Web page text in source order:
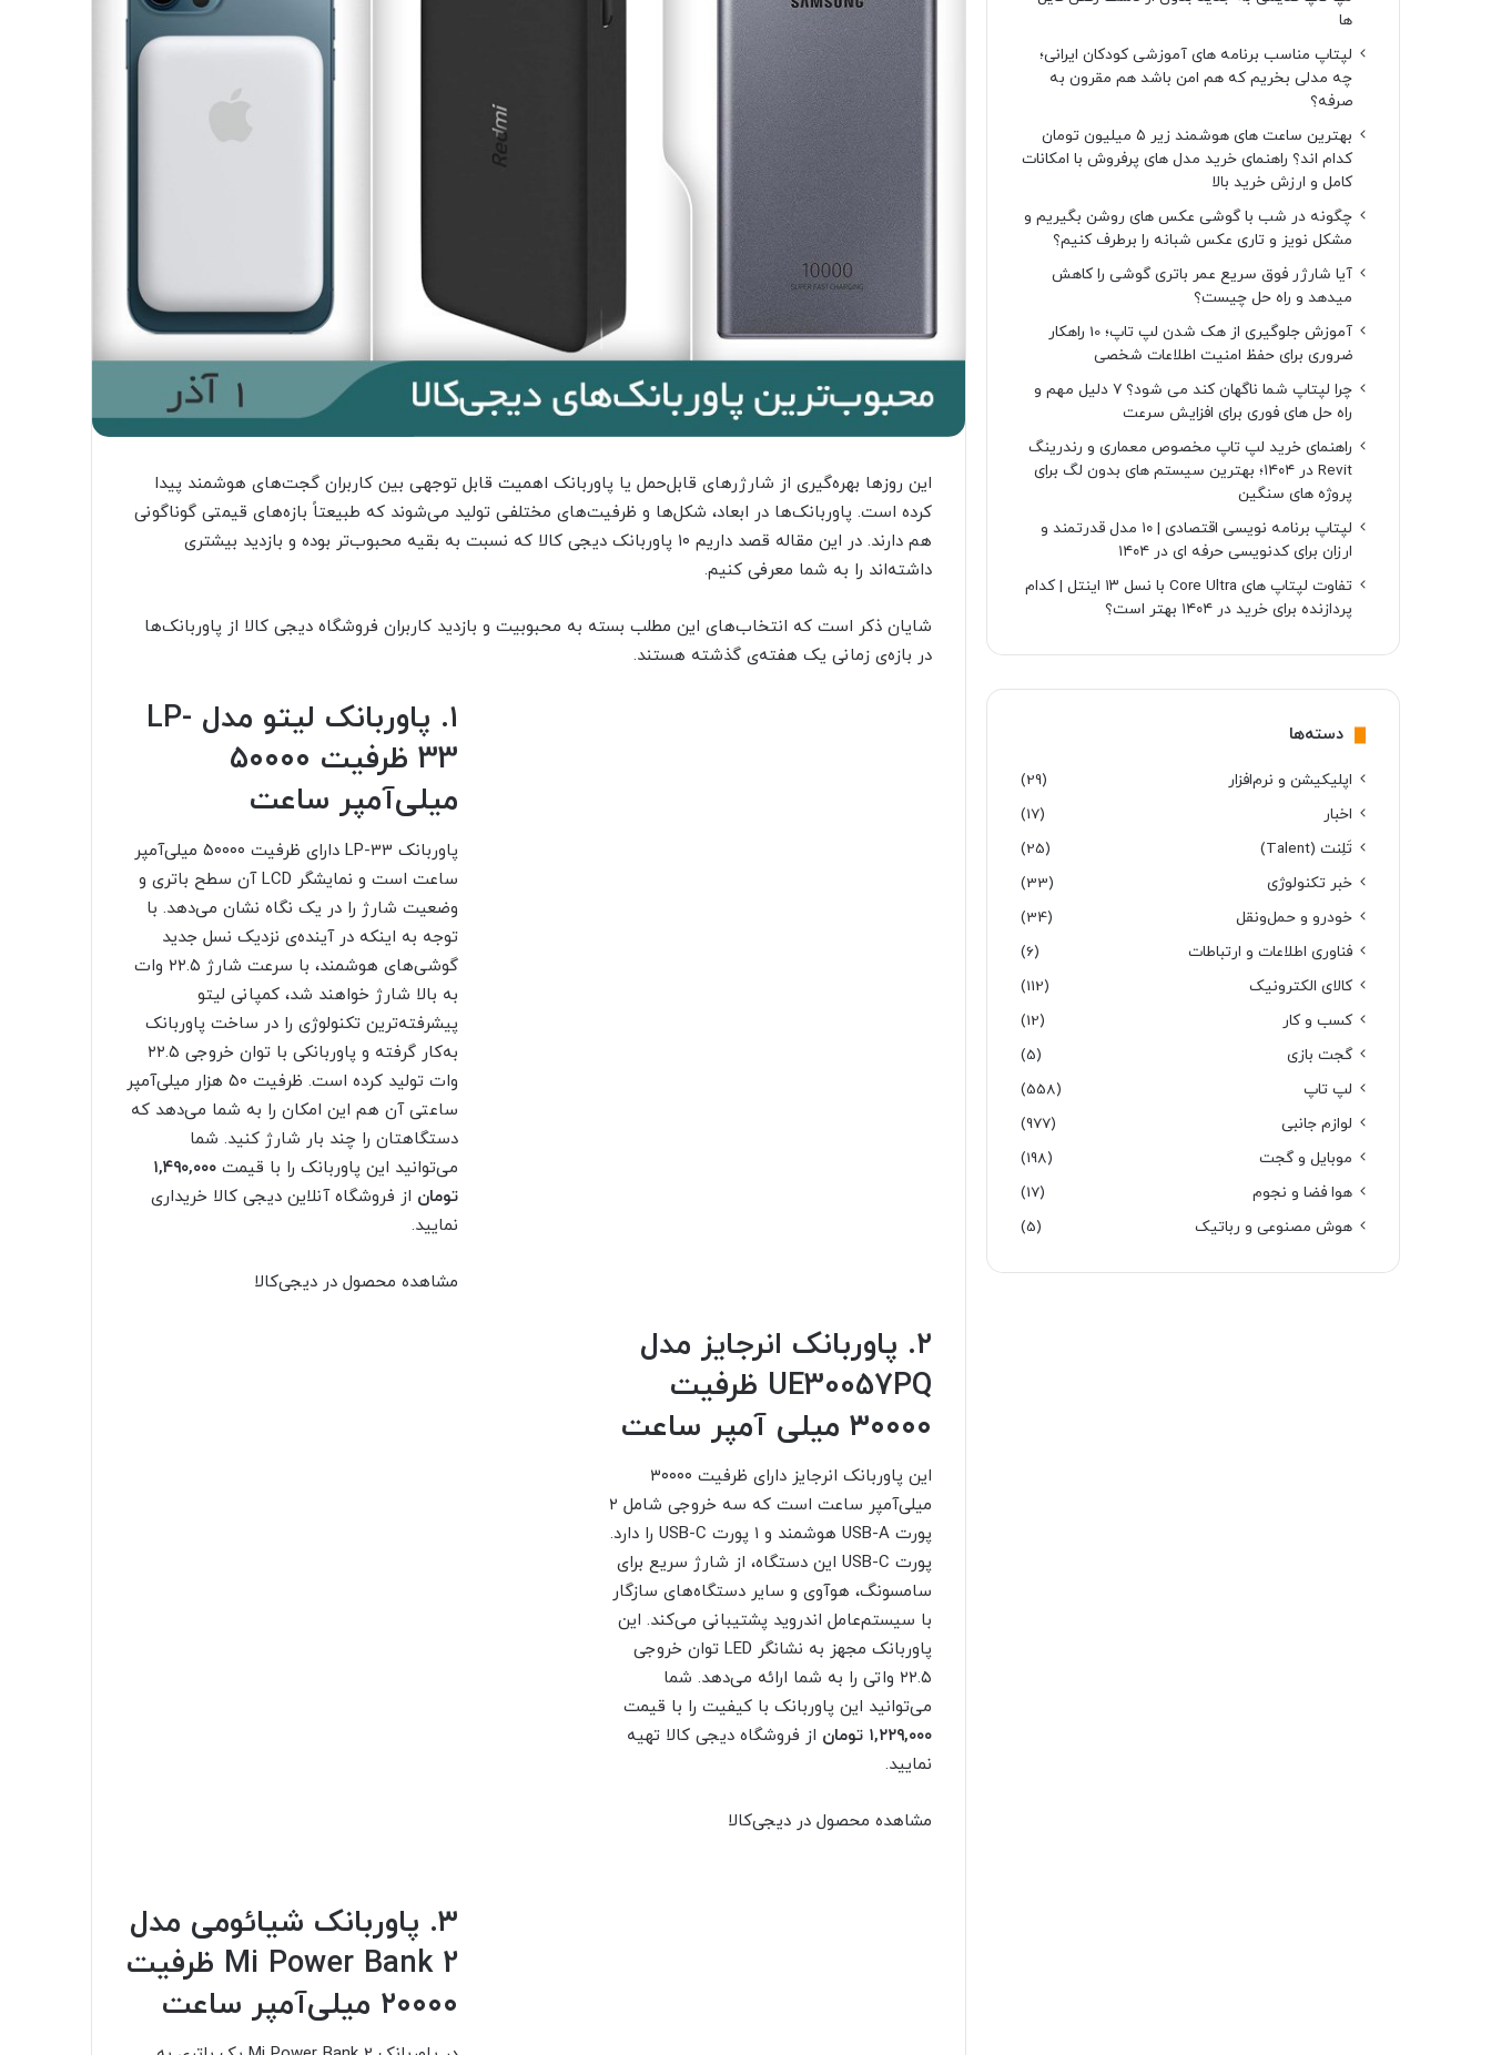
این روزها بهره‌گیری از شارژرهای قابل‌حمل یا پاوربانک اهمیت قابل توجهی بین کاربران گجت‌های هوشمند پیدا
کرده است. پاوربانک‌ها در ابعاد، شکل‌ها و ظرفیت‌های مختلفی تولید می‌شوند که طبیعتاً بازه‌‌های قیمتی گوناگونی
هم دارند. در این مقاله قصد داریم ۱۰ پاوربانک دیجی کالا که نسبت به بقیه محبوب‌تر بوده و بازدید بیشتری
داشته‌اند را به شما معرفی کنیم.
شایان ذکر است که انتخاب‌های این مطلب بسته به محبوبیت و بازدید کاربران فروشگاه دیجی‌ کالا از پاوربانک‌ها
در بازه‌ی زمانی یک هفته‌ی گذشته هستند.
۱. پاوربانک لیتو مدل LP-
33 ظرفیت ۵۰۰۰۰
میلی‌آمپر ساعت
پاوربانک LP-33 دارای ظرفیت ۵۰۰۰۰ میلی‌آمپر
ساعت است و نمایشگر LCD آن سطح باتری و
وضعیت شارژ را در یک نگاه نشان می‌دهد. با
توجه به اینکه در آینده‌ی نزدیک نسل جدید
گوشی‌های هوشمند، با سرعت شارژ ۲۲.۵ وات
به بالا شارژ خواهند شد، کمپانی لیتو
پیشرفته‌ترین تکنولوژی را در ساخت پاوربانک
به‌کار گرفته و پاوربانکی با توان خروجی ۲۲.۵
وات تولید کرده است. ظرفیت ۵۰ هزار میلی‌آمپر
ساعتی آن هم این امکان را به شما می‌دهد که
دستگاهتان را چند بار شارژ کنید. شما
می‌توانید این پاوربانک را با قیمت ۱,۴۹۰,۰۰۰
تومان از فروشگاه آنلاین دیجی کالا خریداری
نمایید.
مشاهده محصول در دیجی‌کالا
۲. پاوربانک انرجایز مدل
UE30057PQ ظرفیت
۳۰۰۰۰ میلی آمپر ساعت
این پاوربانک انرجایز دارای ظرفیت ۳۰۰۰۰
میلی‌آمپر ساعت است که سه خروجی شامل ۲
پورت USB-A هوشمند و ۱ پورت USB-C را دارد.
پورت USB-C این دستگاه، از شارژ سریع برای
سامسونگ، هوآوی و سایر دستگاه‌های سازگار
با سیستم‌عامل اندروید پشتیبانی می‌کند. این
پاوربانک مجهز به نشانگر LED توان خروجی
۲۲.۵ واتی را به شما ارائه می‌دهد. شما
می‌توانید این پاوربانک با کیفیت را با قیمت
۱,۲۲۹,۰۰۰ تومان
از فروشگاه دیجی کالا تهیه
نمایید.
مشاهده محصول در دیجی‌کالا
۳. پاوربانک شیائومی مدل
Mi Power Bank 2 ظرفیت
۲۰۰۰۰ میلی‌آمپر ساعت
ها
لپتاپ مناسب برنامه های آموزشی کودکان ایرانی؛
چه مدلی بخریم که هم امن باشد هم مقرون به
صرفه؟
بهترین ساعت های هوشمند زیر ۵ میلیون تومان
کدام اند؟ راهنمای خرید مدل های پرفروش با امکانات
کامل و ارزش خرید بالا
چگونه در شب با گوشی عکس های روشن بگیریم و
مشکل نویز و تاری عکس شبانه را برطرف کنیم؟
آیا شارژر فوق سریع عمر باتری گوشی را کاهش
میدهد و راه حل چیست؟
آموزش جلوگیری از هک شدن لپ تاپ؛ 10 راهکار
ضروری برای حفظ امنیت اطلاعات شخصی
چرا لپتاپ شما ناگهان کند می شود؟ ۷ دلیل مهم و
راه حل های فوری برای افزایش سرعت
راهنمای خرید لپ تاپ مخصوص معماری و رندرینگ
Revit در ۱۴۰۴؛ بهترین سیستم های بدون لگ برای
پروژه های سنگین
لپتاپ برنامه نویسی اقتصادی | ۱۰ مدل قدرتمند و
ارزان برای کدنویسی حرفه ای در ۱۴۰۴
تفاوت لپتاپ های Core Ultra با نسل ۱۳ اینتل | کدام
پردازنده برای خرید در ۱۴۰۴ بهتر است؟
دسته‌ها
اپلیکیشن و نرم‌افزار
(29)
اخبار
(17)
تَلِنت (Talent)
(25)
خبر تکنولوژی
(33)
خودرو و حمل‌و‌نقل
(34)
فناوری اطلاعات و ارتباطات
(6)
کالای الکترونیک
(112)
کسب و کار
(12)
گجت بازی
(5)
لپ تاپ
(558)
لوازم جانبی
(977)
موبایل و گجت
(198)
هوا فضا و نجوم
(17)
هوش مصنوعی و رباتیک
(5)